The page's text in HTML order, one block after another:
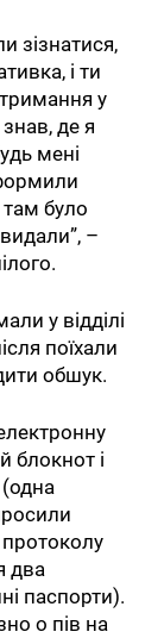
зізнатися,
і ти
у
де я
мені
було
–
у відділі
поїхали
обшук.
блокнот і
протоколу
два
паспорти).
о пів на